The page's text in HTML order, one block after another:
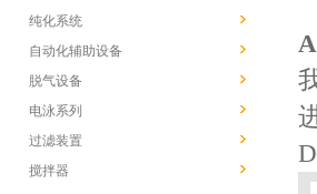
统
纯化系统
自动化辅助设备
脱气设备
电泳系列
过滤装置
搅拌器